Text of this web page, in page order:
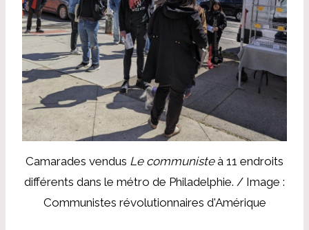
Camarades vendus Le communisteà 11 endroits
différents dans le métro de Philadelphie. / Image :
Communistes révolutionnaires d'Amérique